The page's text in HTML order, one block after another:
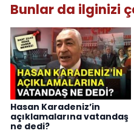
Bunlar da ilginizi
Hasan Karadeniz’in
açıklamalarına vatandaş
ne dedi?